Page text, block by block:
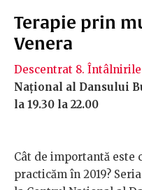
Terapie prin
Venera
Descentrat 8.
Național al Dansului
la 19.30 la 22.00
Cât de importantă este
practicăm în 2019?